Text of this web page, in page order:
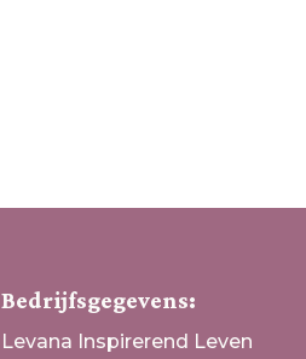
Bedrijfsgegevens:
Levana Inspirerend Leven